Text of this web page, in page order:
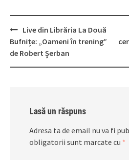
Post
navigation
Live din Librăria La Două
Bufnițe: „Oameni în trening”
de Robert Șerban
Lasă un răspuns
Adresa ta de email nu va fi
obligatorii sunt marcate cu *